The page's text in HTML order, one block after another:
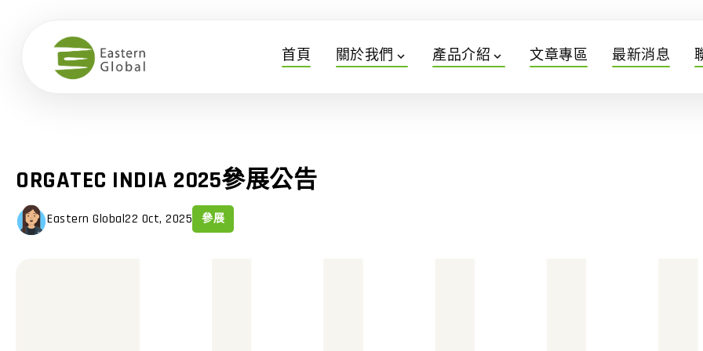
首頁 關於我們 expand_more 產品介紹 expand_more 文章專區 最新消息
ORGATEC INDIA 2025參展公告
Eastern Global22 Oct, 2025 參展